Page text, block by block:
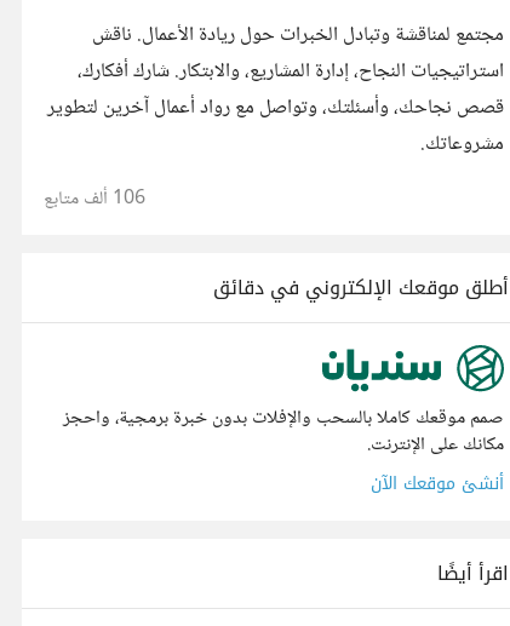
مجتمع لمناقشة وتبادل الخبرات حول ريادة الأعمال. ناقش
استراتيجيات النجاح، إدارة المشاريع، والابتكار. شارك أفكارك،
قصص نجاحك، وأسئلتك، وتواصل مع رواد أعمال آخرين لتطوير
مشروعاتك.
106 ألف متابع
أطلق موقعك الإلكتروني في دقائق
صمم موقعك كاملا بالسحب والإفلات بدون خبرة برمجية، واحجز
مكانك على الإنترنت.
أنشئ موقعك الآن
اقرأ أيضًا